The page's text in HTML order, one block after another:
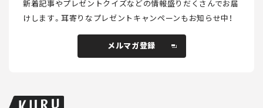
新着記事やプレゼントクイズなどの情報盛りだくさんでお届
けします。耳寄りなプレゼントキャンペーンもお知らせ中！
メルマガ登録